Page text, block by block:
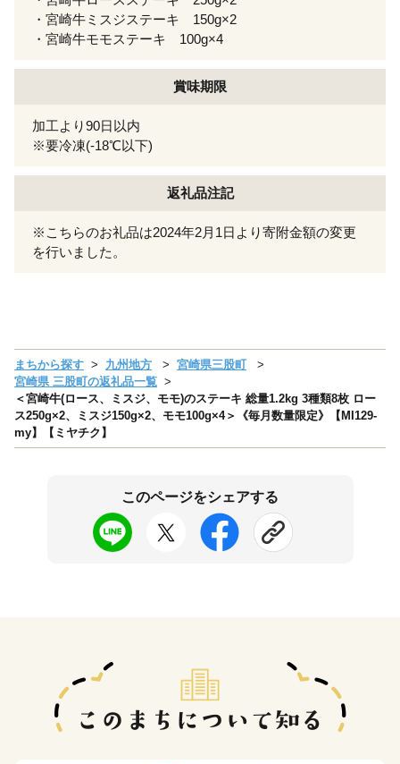
・宮崎牛ミスジステーキ 150g×2
・宮崎牛モモステーキ 100g×4
賞味期限
加工より90日以内
※要冷凍(-18℃以下)
返礼品注記
※こちらのお礼品は2024年2月1日より寄附金額の変更
を行いました。
まちから探す 九州地方
宮崎県三股町
宮崎県 三股町の返礼品一覧
＜宮崎牛(ロース、ミスジ、モモ)のステーキ 総量1.2kg 3種類8枚 ロー
ス250g×2、ミスジ150g×2、モモ100g×4＞《毎月数量限定》【MI129-
my】【ミヤチク】
このページをシェアする